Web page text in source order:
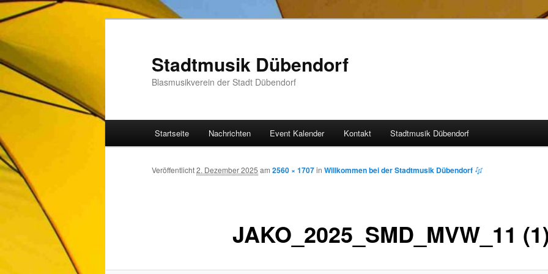
wechseln
Stadtmusik Dübendorf
Blasmusikverein der Stadt Dübendorf
Startseite Nachrichten Event Kalender Kontakt Stadtmusik Dübendorf
JAKO_2025_SMD_MVW_11
Veröffentlicht2. Dezember 2025 am 2560 × 1707in Willkommen bei der Stadtmusik Dübendorf